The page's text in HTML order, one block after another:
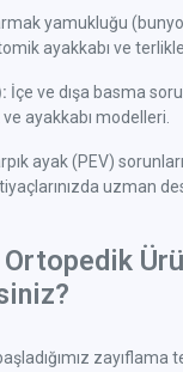
yamukluğu
ayakkabı ve
İçe ve dışa basma
ve ayakkabı modelleri.
ayak (PEV)
uzman
zayıflama